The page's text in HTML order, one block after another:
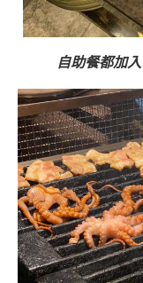
自助餐都加